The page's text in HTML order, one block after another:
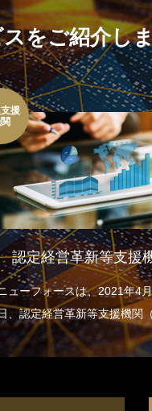
をご紹介し
援
認定経営革新等支援
ューフォースは、2021年4
、認定経営革新等支援機関
支援機関）となりました